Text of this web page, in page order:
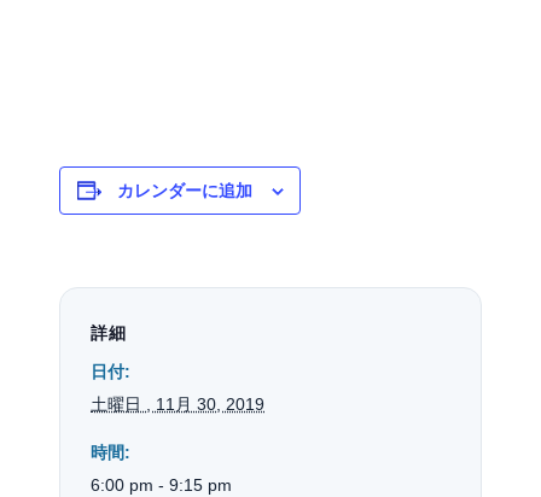
カレンダーに追加
詳細
日付:
土曜日 , 11月 30, 2019
時間:
6:00 pm - 9:15 pm